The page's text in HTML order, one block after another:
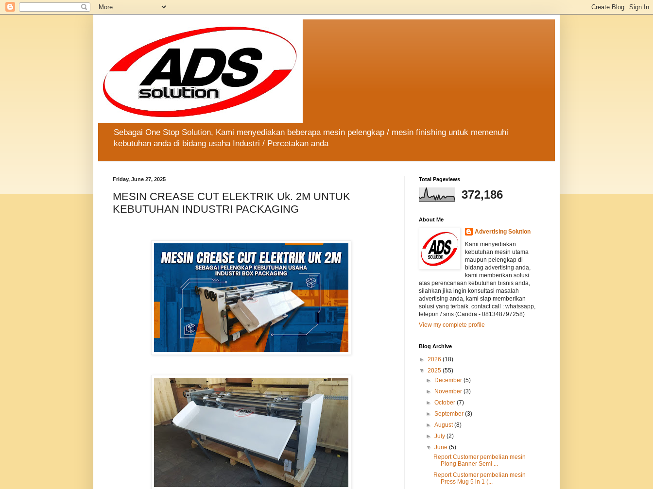
Sebagai One Stop Solution, Kami menyediakan beberapa mesin pelengkap / mesin finishing untuk memenuhi
kebutuhan anda di bidang usaha Industri / Percetakan anda
Friday, June 27, 2025
MESIN CREASE CUT ELEKTRIK Uk. 2M UNTUK
KEBUTUHAN INDUSTRI PACKAGING
Total Pageviews
372,186
About Me
Advertising Solution
Kami menyediakan
kebutuhan mesin utama
maupun pelengkap di
bidang advertising anda,
kami memberikan solusi
atas perencanaan kebutuhan bisnis anda,
silahkan jika ingin konsultasi masalah
advertising anda, kami siap memberikan
solusi yang terbaik. contact call : whatssapp,
telepon / sms (Candra - 081348797258)
View my complete profile
Blog Archive
► 2026 (18)
▼ 2025 (55)
►
December(5)
►
November(3)
►October(7)
►September(3)
►August(8)
►July(2)
▼June(5)
Report Customer pembelian mesin
Plong Banner Semi ...
Report Customer pembelian mesin
Press Mug 5 in 1 (...